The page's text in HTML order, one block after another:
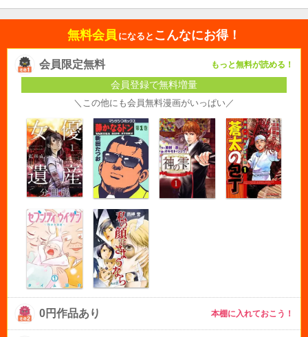
無料会員 になると こんなにお得！
会員限定無料 もっと無料が読める！
会員登録で無料増量
＼この他にも会員無料漫画がいっぱい／
0円作品あり 本棚に入れておこう！